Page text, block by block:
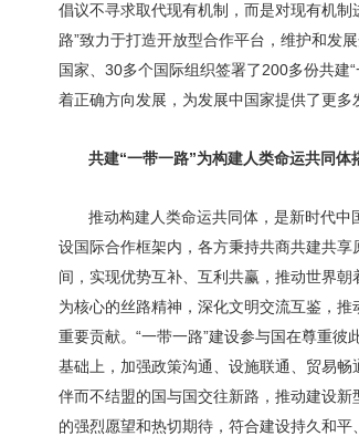
倡议不寻求取代现有机制，而是对现有机
路”致力于打造开放型合作平台，维护和发
国家、30多个国际组织签署了200多份共建
着正确方向发展，为发展中国家提供了更多
共建“一带一路”为构建人类命运共同体
推动构建人类命运共同体，是新时代中
设国际合作框架内，各方秉持共商共建共
间，实现优势互补、互利共赢，推动世界
为核心的丝路精神，深化文明交流互鉴，
重要贡献。“一带一路”建设参与国在尊重
基础上，加强政策沟通、设施联通、贸易
伴而不结盟的国与国交往新路，推动建设
的强烈愿望和热切期待，符合建设持久和